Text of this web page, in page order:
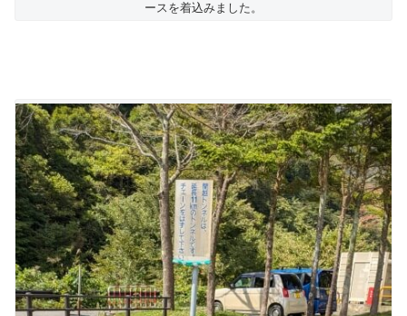
ースを着込みました。